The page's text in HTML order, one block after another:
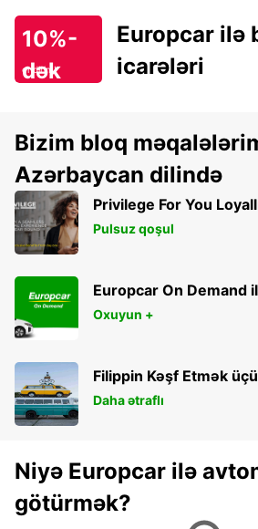
10%-
dək
endirim!
Europcar ilə
icarələri
Bizim bloq
Azərbaycan dilində
Privilege For You
Pulsuz qoşul
Europcar On Demand
Oxuyun +
Filippin Kəşf Etmək
Daha ətraflı
Niyə Europcar ilə
götürmək?